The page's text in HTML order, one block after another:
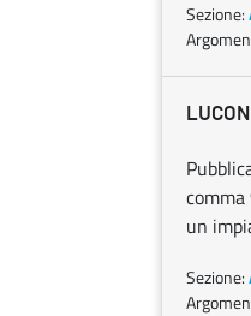
Sezione:
un
Sezione: